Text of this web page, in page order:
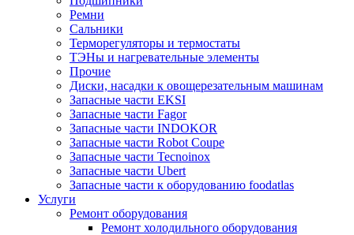
Ремни
Сальники
Терморегуляторы и термостаты
ТЭНы и нагревательные элементы
Прочие
Диски, насадки к овощерезательным машинам
Запасные части EKSI
Запасные части Fagor
Запасные части INDOKOR
Запасные части Robot Coupe
Запасные части Tecnoinox
Запасные части Ubert
Запасные части к оборудованию foodatlas
Услуги
Ремонт оборудования
Ремонт холодильного оборудования